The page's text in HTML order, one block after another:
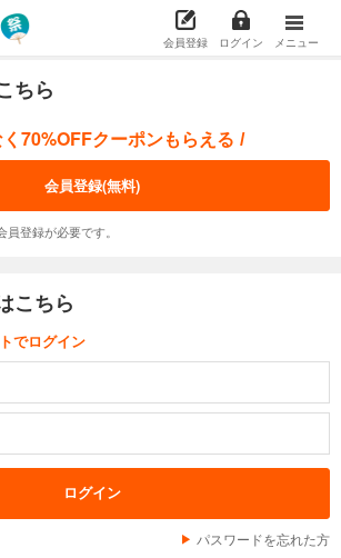
会員登録 ログイン メニュー
ちら
く70%OFFクーポンもらえる /
会員登録(無料)
登録が必要です。
こちら
でログイン
パスワードを忘れた方